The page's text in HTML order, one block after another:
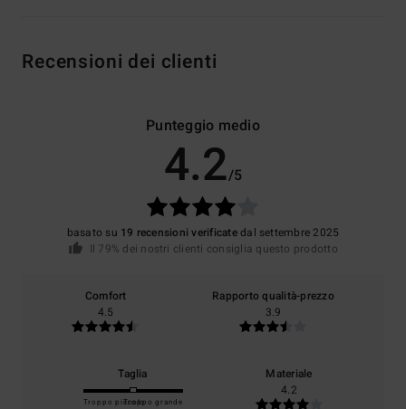
Recensioni dei clienti
Punteggio medio
4.2/5
basato su 19 recensioni verificatedal settembre 2025
Il 79% dei nostri clienti consiglia questo prodotto
Comfort
4.5
Rapporto qualità-prezzo
3.9
Taglia
Troppo piccoloTroppo grande
Materiale
4.2